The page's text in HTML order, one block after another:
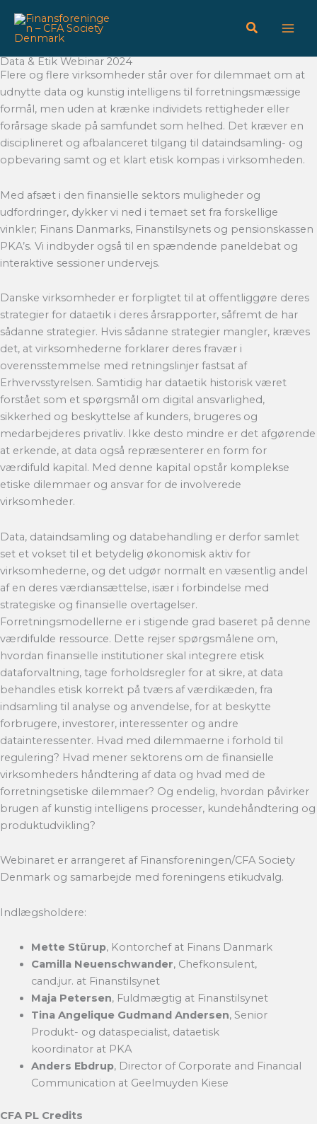
indholdet
Data & Etik Webinar 2024
Flere og flere virksomheder står over for dilemmaet om at
udnytte data og kunstig intelligens til forretningsmæssige
formål, men uden at krænke individets rettigheder eller
forårsage skade på samfundet som helhed. Det kræver en
disciplineret og afbalanceret tilgang til dataindsamling- og
opbevaring samt og et klart etisk kompas i virksomheden.
Med afsæt i den finansielle sektors muligheder og
udfordringer, dykker vi ned i temaet set fra forskellige
vinkler; Finans Danmarks, Finanstilsynets og pensionskassen
PKA’s. Vi indbyder også til en spændende paneldebat og
interaktive sessioner undervejs.
Danske virksomheder er forpligtet til at offentliggøre deres
strategier for dataetik i deres årsrapporter, såfremt de har
sådanne strategier. Hvis sådanne strategier mangler, kræves
det, at virksomhederne forklarer deres fravær i
overensstemmelse med retningslinjer fastsat af
Erhvervsstyrelsen. Samtidig har dataetik historisk været
forstået som et spørgsmål om digital ansvarlighed,
sikkerhed og beskyttelse af kunders, brugeres og
medarbejderes privatliv. Ikke desto mindre er det afgørende
at erkende, at data også repræsenterer en form for
værdifuld kapital. Med denne kapital opstår komplekse
etiske dilemmaer og ansvar for de involverede
virksomheder.
Data, dataindsamling og databehandling er derfor samlet
set et vokset til et betydelig økonomisk aktiv for
virksomhederne, og det udgør normalt en væsentlig andel
af en deres værdiansættelse, især i forbindelse med
strategiske og finansielle overtagelser.
Forretningsmodellerne er i stigende grad baseret på denne
værdifulde ressource. Dette rejser spørgsmålene om,
hvordan finansielle institutioner skal integrere etisk
dataforvaltning, tage forholdsregler for at sikre, at data
behandles etisk korrekt på tværs af værdikæden, fra
indsamling til analyse og anvendelse, for at beskytte
forbrugere, investorer, interessenter og andre
datainteressenter. Hvad med dilemmaerne i forhold til
regulering? Hvad mener sektorens om de finansielle
virksomheders håndtering af data og hvad med de
forretningsetiske dilemmaer? Og endelig, hvordan påvirker
brugen af kunstig intelligens processer, kundehåndtering og
produktudvikling?
Webinaret er arrangeret af Finansforeningen/CFA Society
Denmark og samarbejde med foreningens etikudvalg.
Indlægsholdere:
Mette Stürup, Kontorchef at Finans Danmark
Camilla Neuenschwander, Chefkonsulent,
cand.jur. at Finanstilsynet
Maja Petersen, Fuldmægtig at Finanstilsynet
Tina Angelique Gudmand Andersen, Senior
Produkt- og dataspecialist, dataetisk
koordinator at PKA
Anders Ebdrup, Director of Corporate and Financial
Communication at Geelmuyden Kiese
CFA PL Credits